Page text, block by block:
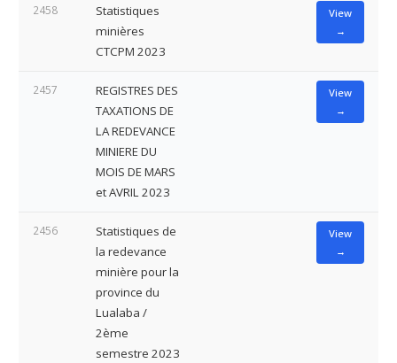
2458
Statistiques
minières
CTCPM 2023
View
→
2457
REGISTRES DES
TAXATIONS DE
LA REDEVANCE
MINIERE DU
MOIS DE MARS
et AVRIL 2023
View
→
2456
Statistiques de
la redevance
minière pour la
province du
Lualaba /
2ème
semestre 2023
View
→